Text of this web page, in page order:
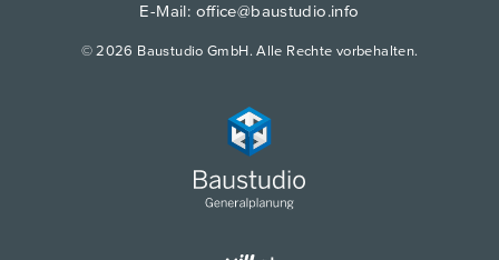
E-Mail: office@baustudio.info
© 2026 Baustudio GmbH. Alle Rechte vorbehalten.